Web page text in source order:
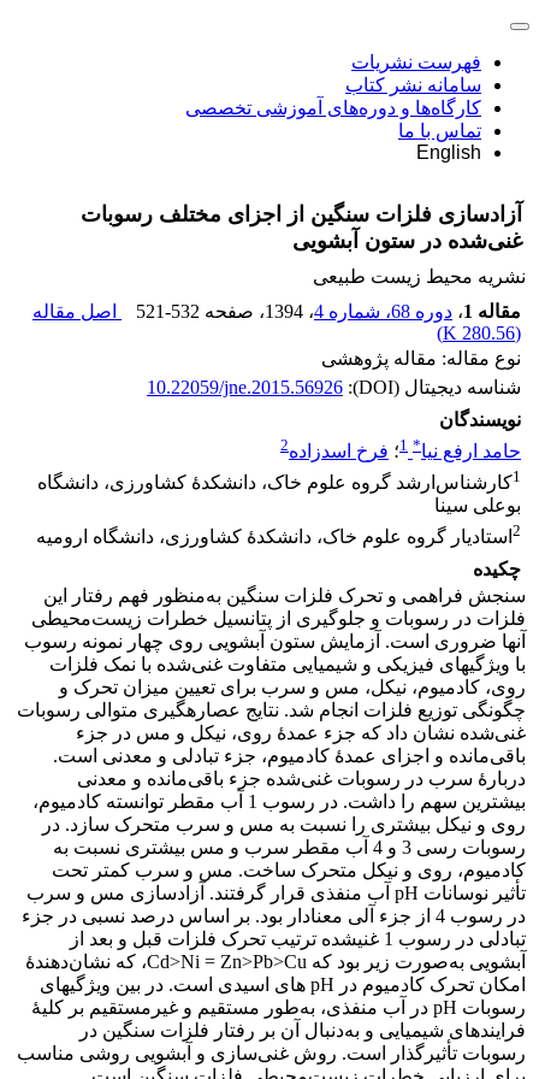
فهرست نشریات
سامانه نشر کتاب
کارگاه‌ها و دوره‌های آموزشی تخصصی
تماس با ما
English
آزادسازی فلزات سنگین از اجزای مختلف رسوبات
غنی‌شده در ستون آبشویی
نشریه محیط زیست طبیعی
مقاله 1
، دوره 68، شماره 4 ، 1394 ، صفحه 521-532
اصل مقاله
(
280.56 K
)
نوع مقاله: مقاله پژوهشی
شناسه دیجیتال (DOI):
10.22059/jne.2015.56926
نویسندگان
حامد ارفع نیا*
1؛ فرخ اسدزاده2
1کارشناس‌ارشد گروه علوم خاک، دانشکدۀ کشاورزی، دانشگاه
بوعلی سینا
2 استادیار گروه علوم خاک، دانشکدۀ کشاورزی، دانشگاه ارومیه
چکیده
سنجش فراهمی و تحرک فلزات سنگین به‌منظور فهم رفتار این
فلزات در رسوبات و جلوگیری از پتانسیل خطرات زیست‌محیطی
آن‏ها ضروری است. آزمایش ستون آبشویی روی چهار نمونه رسوب
با ویژگی‏های فیزیکی و شیمیایی متفاوت غنی‌شده با نمک فلزات
روی، کادمیوم، نیکل، مس و سرب برای تعیین میزان تحرک و
چگونگی توزیع فلزات انجام شد. نتایج عصاره‏گیری متوالی رسوبات
غنی‌شده نشان داد که جزء عمدۀ روی، نیکل و مس در جزء
باقی‌مانده و اجزای عمدۀ کادمیوم، جزء تبادلی و معدنی است.
دربارۀ سرب در رسوبات غنی‌شده جزء باقی‌مانده و معدنی
بیشترین سهم را داشت. در رسوب 1 آب مقطر توانسته کادمیوم،
روی و نیکل بیشتری را نسبت به مس و سرب متحرک سازد. در
رسوبات رسی 3 و 4 آب مقطر سرب و مس بیشتری نسبت به
کادمیوم، روی و نیکل متحرک ساخت. مس و سرب کمتر تحت
تأثیر نوسانات pH آب منفذی قرار گرفتند. آزاد‌سازی مس و سرب
در رسوب 4 از جزء آلی معنا‏دار بود. بر اساس درصد نسبی در جزء
تبادلی در رسوب 1 غنی‏شده ترتیب تحرک فلزات قبل و بعد از
آبشویی به‌صورت زیر بود که Cu
<
Pb
<
Zn
=
Ni
<
Cd، که نشان‌دهندۀ
امکان تحرک کادمیوم در pH های اسیدی است. در بین ویژگی‏های
رسوبات pH در آب منفذی، به‌طور مستقیم و غیرمستقیم بر کلیۀ
فرایندهای شیمیایی و به‌دنبال آن بر رفتار فلزات سنگین در
رسوبات تأثیر‌گذار است. روش غنی‌سازی و آبشویی روشی مناسب